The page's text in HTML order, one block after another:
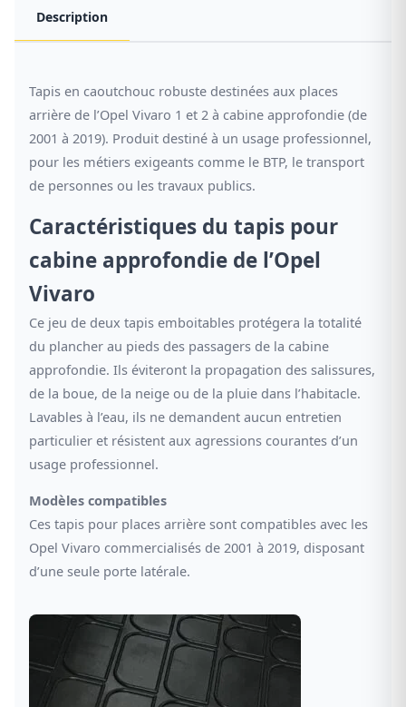
Description
Tapis en caoutchouc robuste destinées aux places
arrière de l’Opel Vivaro 1 et 2 à cabine approfondie (de
2001 à 2019). Produit destiné à un usage professionnel,
pour les métiers exigeants comme le BTP, le transport
de personnes ou les travaux publics.
Caractéristiques du tapis pour
cabine approfondie de l’Opel
Vivaro
Ce jeu de deux tapis emboitables protégera la totalité
du plancher au pieds des passagers de la cabine
approfondie. Ils éviteront la propagation des salissures,
de la boue, de la neige ou de la pluie dans l’habitacle.
Lavables à l’eau, ils ne demandent aucun entretien
particulier et résistent aux agressions courantes d’un
usage professionnel.
Modèles compatibles
Ces tapis pour places arrière sont compatibles avec les
Opel Vivaro commercialisés de 2001 à 2019, disposant
d’une seule porte latérale.